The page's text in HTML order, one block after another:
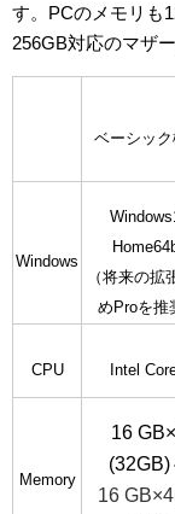
す。PCのメモリも
256GB対応のマザ
ベーシッ
Windows
（将来の拡
めProを推
CPU Intel
Memory
16
(32GB)
16 GB×4